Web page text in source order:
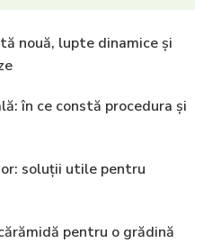
nouă, lupte dinamice și
în ce constă procedura și
soluții utile pentru
pentru o grădină